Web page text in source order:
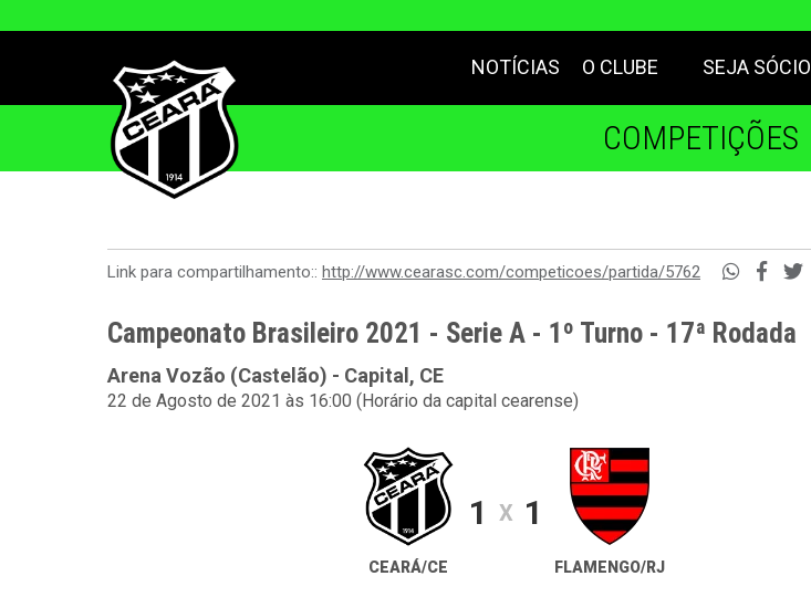
NOTÍCIAS O CLUBE SEJA SÓCIO
COMPETIÇÕES
Link para compartilhamento:: http://www.cearasc.com/competicoes/partida/5762
Campeonato Brasileiro 2021 - Serie A - 1º Turno - 17ª Rodada
Arena Vozão (Castelão) - Capital, CE
22 de Agosto de 2021 às 16:00 (Horário da capital cearense)
CEARÁ/CE
1 X 1
FLAMENGO/RJ